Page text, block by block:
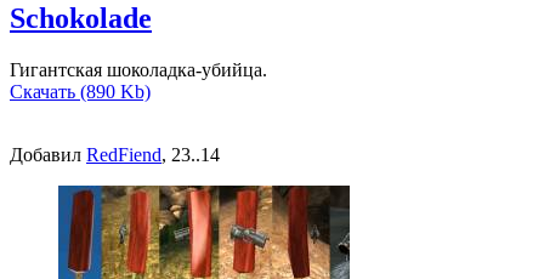
Schokolade
Гигантская шоколадка-убийца.
Скачать (890 Kb)
Добавил RedFiend, 23..14